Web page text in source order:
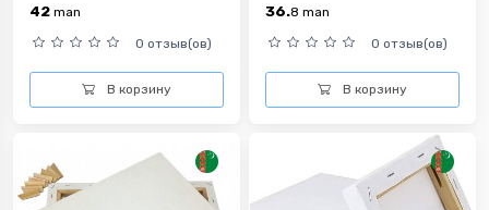
42 man
0 отзыв(ов)
В корзину
36.8 man
0 отзыв(ов)
В корзину